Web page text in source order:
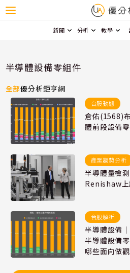
新聞 分析 教學
半導體設備零組件
全部優分析鉅亨網
台股動態
倉佑(1568)
體前段設備
產業趨勢分析
半導體量檢
Renishaw上
台股解析
半導體設備
半導體設備
哪些面向做